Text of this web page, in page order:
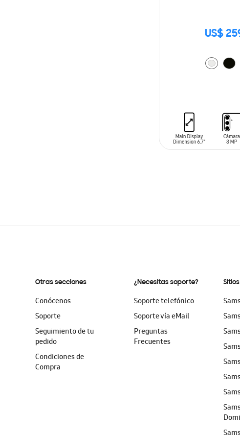
US$
Otras secciones
Conócenos
Soporte
Seguimiento de tu
pedido
Condiciones de
Compra
¿Necesitas soporte?
Soporte telefónico
Soporte vía eMail
Preguntas
Frecuentes